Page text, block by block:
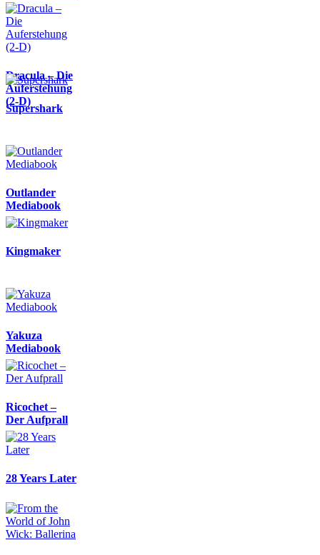
Dracula – Die
Auferstehung
(2-D)
Supershark
Outlander
Mediabook
Kingmaker
Yakuza
Mediabook
Ricochet –
Der Aufprall
28 Years Later